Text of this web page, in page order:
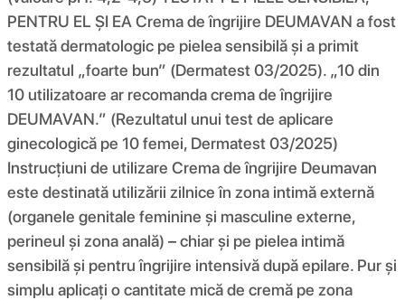
PENTRU EL ȘI EA Crema de îngrijire DEUMAVAN a fost
testată dermatologic pe pielea sensibilă și a primit
rezultatul „foarte bun” (Dermatest 03/2025). „10 din
10 utilizatoare ar recomanda crema de îngrijire
DEUMAVAN.” (Rezultatul unui test de aplicare
ginecologică pe 10 femei, Dermatest 03/2025)
Instrucțiuni de utilizare Crema de îngrijire Deumavan
este destinată utilizării zilnice în zona intimă externă
(organele genitale feminine și masculine externe,
perineul și zona anală) – chiar și pe pielea intimă
sensibilă și pentru îngrijire intensivă după epilare. Pur și
simplu aplicați o cantitate mică de cremă pe zona